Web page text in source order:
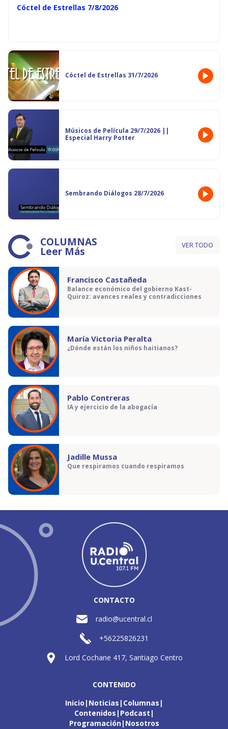
Cóctel de Estrellas 7/8/2026
Cóctel de Estrellas 31/7/2026
Músicos de Película 29/7/2026 ||
Especial Harry Potter
Sembrando Diálogos 28/7/2026
COLUMNAS
Leer Más VER TODO
Francisco Castañeda
Balance económico del gobierno Kast-
Quiroz: avances reales y contradicciones
María Victoria Peralta
¿Dónde están los niños haitianos?
Pablo Contreras
IA y ejercicio de la abogacía
Jadille Mussa
Que respiramos cuando respiramos
CONTACTO
radio@ucentral.cl
+56225826231
Lord Cochane 417, Santiago Centro
CONTENIDO
Inicio Noticias Columnas
Contenidos Podcast
Programación Nosotros